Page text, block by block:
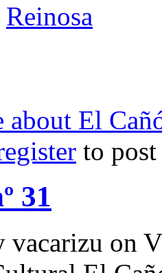
Reinosa
about El
to
31
vacarizu on